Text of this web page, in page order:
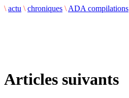
\ actu \ chroniques \ ADA compilations
Articles suivants